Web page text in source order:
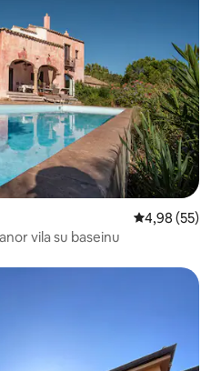
Vidutinis
4,98 (55)
vila su baseinu